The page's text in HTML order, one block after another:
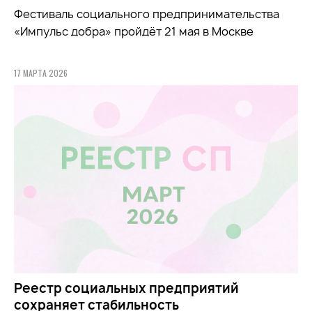
Фестиваль социального предпринимательства
«Импульс добра» пройдёт 21 мая в Москве
17 МАРТА 2026
Реестр социальных предприятий
сохраняет стабильность